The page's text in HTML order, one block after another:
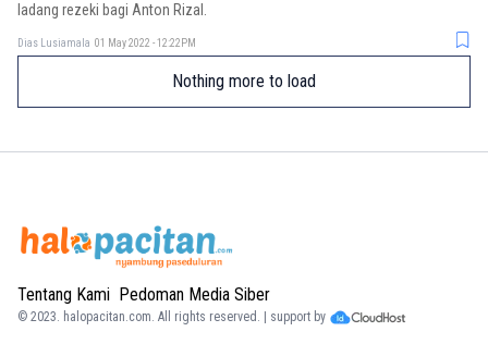
ladang rezeki bagi Anton Rizal.
Dias Lusiamala 01 May 2022 - 12:22PM
Nothing more to load
Tentang Kami Pedoman Media Siber
© 2023. halopacitan.com. All rights reserved. | support by